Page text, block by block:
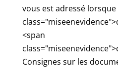
vous est adressé
<span
Consignes sur les